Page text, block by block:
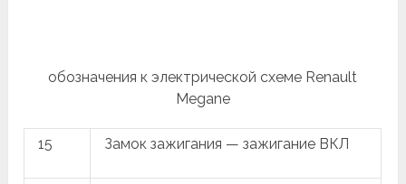
обозначения к электрической схеме Renault
Megane
15 Замок зажигания — зажигание ВКЛ